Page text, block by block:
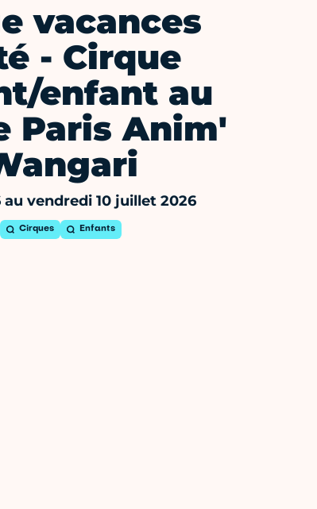
vacances
- Cirque
enfant au
Paris Anim'
au vendredi 10 juillet 2026
Cirques Enfants